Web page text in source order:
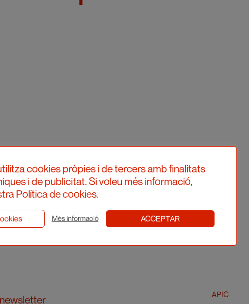
APIC
cookies pròpies i de tercers amb finalitats
i de publicitat. Si voleu més informació,
Política de cookies.
Més informació ACCEPTAR